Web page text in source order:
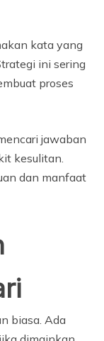
kata yang
ini sering
proses
jawaban
kesulitan.
dan manfaat
biasa. Ada